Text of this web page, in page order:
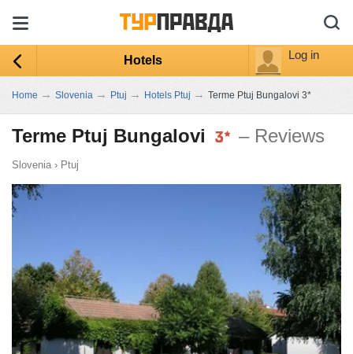
Hotels Log in
Home → Slovenia → Ptuj → Hotels Ptuj → Terme Ptuj Bungalovi 3*
Terme Ptuj Bungalovi – Reviews
Slovenia › Ptuj